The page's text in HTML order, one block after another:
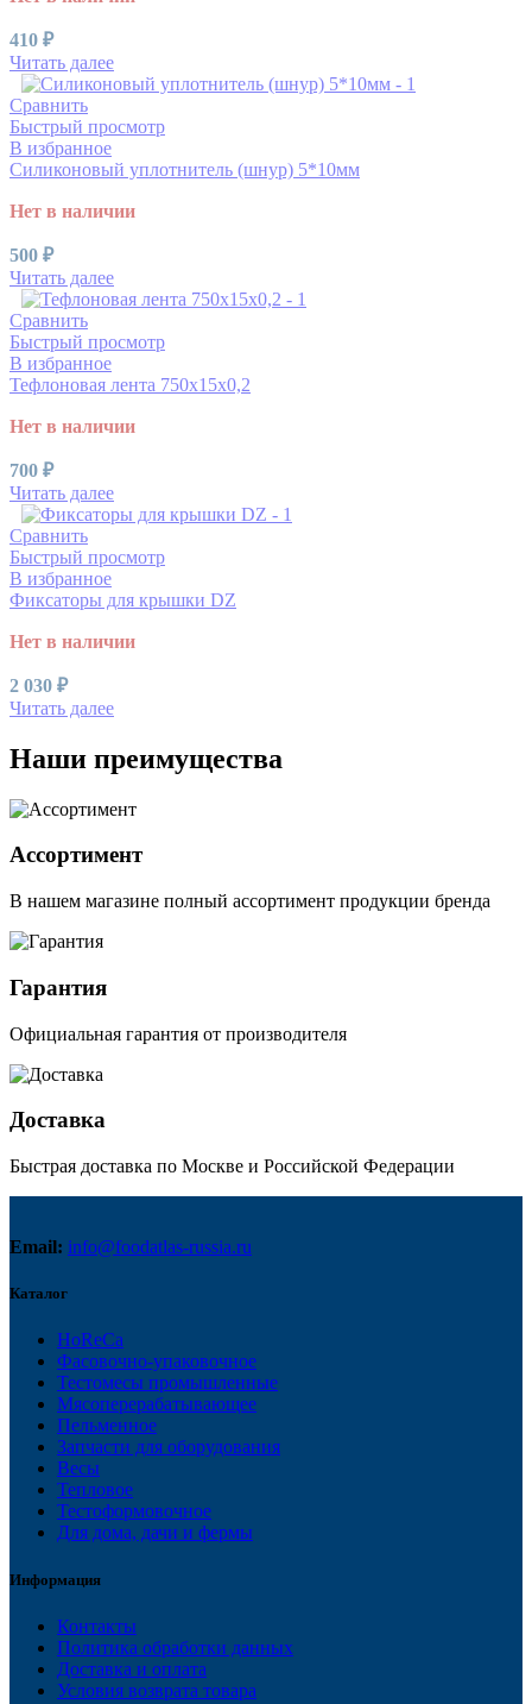
410 ₽
Читать далее
Сравнить
Быстрый просмотр
В избранное
Силиконовый уплотнитель (шнур) 5*10мм
Нет в наличии
500 ₽
Читать далее
Сравнить
Быстрый просмотр
В избранное
Тефлоновая лента 750x15x0,2
Нет в наличии
700 ₽
Читать далее
Сравнить
Быстрый просмотр
В избранное
Фиксаторы для крышки DZ
Нет в наличии
2 030 ₽
Читать далее
Наши преимущества
Ассортимент
В нашем магазине полный ассортимент продукции бренда
Гарантия
Официальная гарантия от производителя
Доставка
Быстрая доставка по Москве и Российской Федерации
Email: info@foodatlas-russia.ru
Каталог
HoReCa
Фасовочно-упаковочное
Тестомесы промышленные
Мясоперерабатывающее
Пельменное
Запчасти для оборудования
Весы
Тепловое
Тестоформовочное
Для дома, дачи и фермы
Информация
Контакты
Политика обработки данных
Доставка и оплата
Условия возврата товара